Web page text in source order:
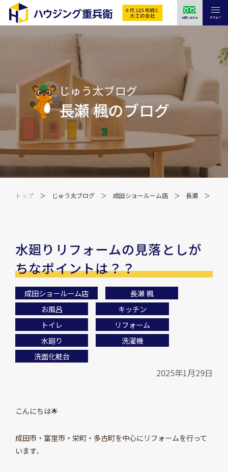
お問い合わせ メニュー
じゅう太ブログ
長瀬 楓のブログ
トップ じゅう太ブログ 成田ショールーム店 長瀬
水廻りリフォームの見落としが
ちなポイントは？？
成田ショールーム店
長瀬 楓
お風呂
キッチン
トイレ
リフォーム
水廻り
洗濯機
洗面化粧台
2025年1月29日
こんにちは🌟
成田市・富里市・栄町・多古町を中心にリフォームを行って
います、